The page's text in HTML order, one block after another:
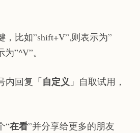
比如”shift+V”,则表示为”
”^V”。
内回复「自定义 」自取试用，
“在看”并分享给更多的朋友